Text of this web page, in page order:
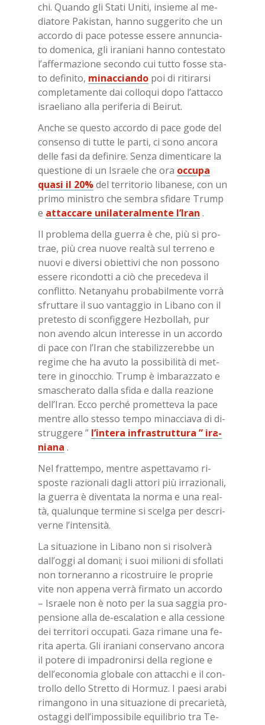
chi. Quan­do gli Sta­ti Uni­ti, in­sie­me al me­
dia­to­re Pa­ki­stan, han­no sug­ge­ri­to che un
ac­cor­do di pace po­tes­se es­se­re an­nun­cia­
to do­me­ni­ca, gli ira­nia­ni han­no con­te­sta­to
l’af­fer­ma­zio­ne se­con­do cui tut­to fos­se sta­
to de­fi­ni­to, mi­nac­cian­do poi di ri­ti­rar­si
com­ple­ta­men­te dai col­lo­qui dopo l’at­tac­co
israe­lia­no alla pe­ri­fe­ria di Bei­rut.
An­che se que­sto ac­cor­do di pace gode del
con­sen­so di tut­te le par­ti, ci sono an­co­ra
del­le fasi da de­fi­ni­re. Sen­za di­men­ti­ca­re la
que­stio­ne di un Israe­le che ora oc­cu­pa
qua­si il 20%del ter­ri­to­rio li­ba­ne­se, con un
pri­mo mi­ni­stro che sem­bra sfi­da­re Trump
e at­tac­ca­re uni­la­te­ral­men­te l’I­ran .
Il pro­ble­ma del­la guer­ra è che, più si pro­
trae, più crea nuo­ve real­tà sul ter­re­no e
nuo­vi e di­ver­si obiet­ti­vi che non pos­so­no
es­se­re ri­con­dot­ti a ciò che pre­ce­de­va il
con­flit­to. Ne­ta­nya­hu pro­ba­bil­men­te vor­rà
sfrut­ta­re il suo van­tag­gio in Li­ba­no con il
pre­te­sto di scon­fig­ge­re Hez­bol­lah, pur
non aven­do al­cun in­te­res­se in un ac­cor­do
di pace con l’I­ran che sta­bi­liz­ze­reb­be un
re­gi­me che ha avu­to la pos­si­bi­li­tà di met­
te­re in gi­noc­chio. Trump è im­ba­raz­za­to e
sma­sche­ra­to dal­la sfi­da e dal­la rea­zio­ne
del­l’I­ran. Ecco per­ché pro­met­te­va la pace
men­tre allo stes­so tem­po mi­nac­cia­va di di­
strug­ge­re ” l’in­te­ra in­fra­strut­tu­ra ” ira­
nia­na .
Nel frat­tem­po, men­tre aspet­ta­va­mo ri­
spo­ste ra­zio­na­li da­gli at­to­ri più ir­ra­zio­na­li,
la guer­ra è di­ven­ta­ta la nor­ma e una real­
tà, qua­lun­que ter­mi­ne si scel­ga per de­scri­
ver­ne l’in­ten­si­tà.
La si­tua­zio­ne in Li­ba­no non si ri­sol­ve­rà
dal­l’og­gi al do­ma­ni; i suoi mi­lio­ni di sfol­la­ti
non tor­ne­ran­no a ri­co­strui­re le pro­prie
vite non ap­pe­na ver­rà fir­ma­to un ac­cor­do
– Israe­le non è noto per la sua sag­gia pro­
pen­sio­ne alla de-esca­la­tion e alla ces­sio­ne
dei ter­ri­to­ri oc­cu­pa­ti. Gaza ri­ma­ne una fe­
ri­ta aper­ta. Gli ira­nia­ni con­ser­va­no an­co­ra
il po­te­re di im­pa­dro­nir­si del­la re­gio­ne e
del­l’e­co­no­mia glo­ba­le con at­tac­chi e il con­
trol­lo del­lo Stret­to di Hor­muz. I pae­si ara­bi
ri­man­go­no in una si­tua­zio­ne di pre­ca­rie­tà,
ostag­gi del­l’im­pos­si­bi­le equi­li­brio tra Te­